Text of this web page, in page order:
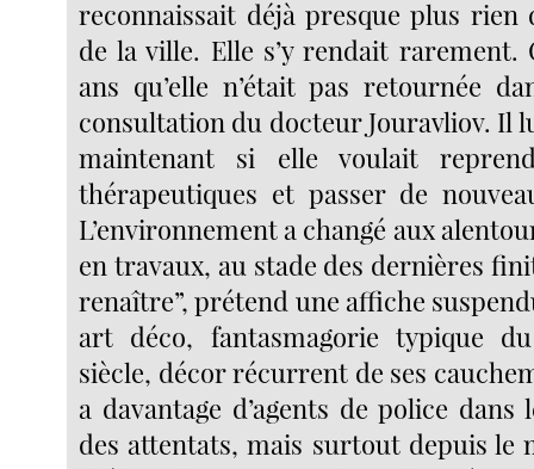
reconnaissait déjà presque plus rien
de la ville. Elle s’y rendait rarement.
ans qu’elle n’était pas retournée
consultation du docteur Jouravliov. Il
maintenant si elle voulait
thérapeutiques et passer de
L’environnement a changé aux
en travaux, au stade des dernières
renaître”, prétend une affiche
art déco, fantasmagorie typique
siècle, décor récurrent de ses
a davantage d’agents de police dans
des attentats, mais surtout depuis le